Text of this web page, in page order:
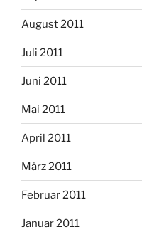
August 2011
Juli 2011
Juni 2011
Mai 2011
April 2011
März 2011
Februar 2011
Januar 2011